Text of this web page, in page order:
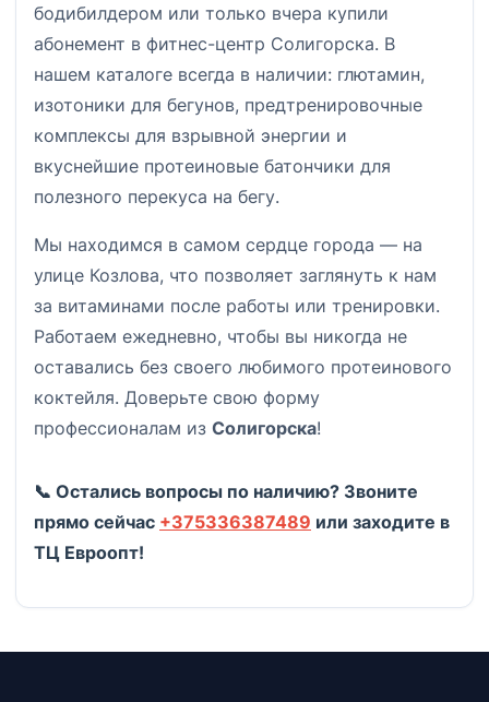
бодибилдером или только вчера купили
абонемент в фитнес-центр Солигорска. В
нашем каталоге всегда в наличии: глютамин,
изотоники для бегунов, предтренировочные
комплексы для взрывной энергии и
вкуснейшие протеиновые батончики для
полезного перекуса на бегу.
Мы находимся в самом сердце города — на
улице Козлова, что позволяет заглянуть к нам
за витаминами после работы или тренировки.
Работаем ежедневно, чтобы вы никогда не
оставались без своего любимого протеинового
коктейля. Доверьте свою форму
профессионалам из Солигорска!
📞 Остались вопросы по наличию? Звоните
прямо сейчас +375336387489 или заходите в
ТЦ Евроопт!